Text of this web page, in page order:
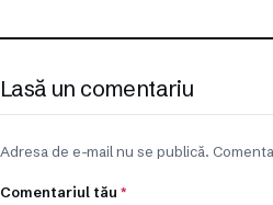
Lasă un comentariu
Adresa de e-mail nu se publică.
Comentariul tău *